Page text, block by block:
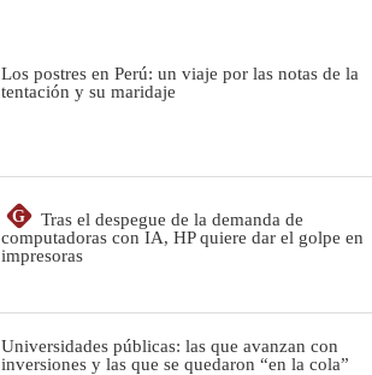
Los postres en Perú: un viaje por las notas de la
tentación y su maridaje
G
Tras el despegue de la demanda de
computadoras con IA, HP quiere dar el golpe en
impresoras
Universidades públicas: las que avanzan con
inversiones y las que se quedaron “en la cola”